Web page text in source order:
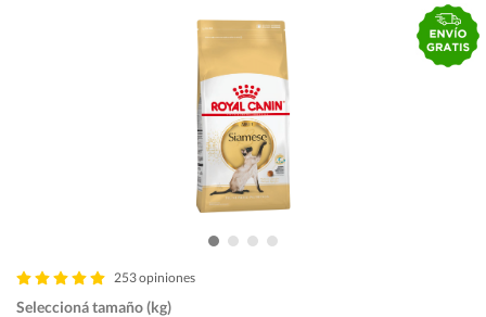
253 opiniones
Seleccioná tamaño (kg)